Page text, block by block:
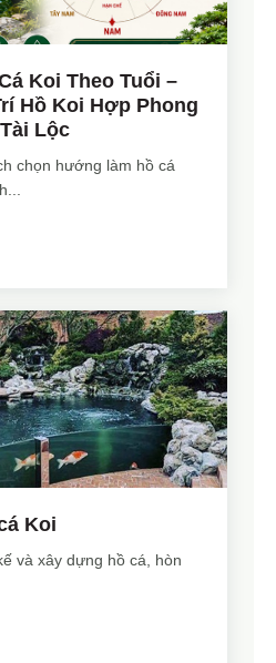
Koi Theo Tuổi –
Hồ Koi Hợp Phong
Lộc
chọn hướng làm hồ cá
Koi
và xây dựng hồ cá, hòn